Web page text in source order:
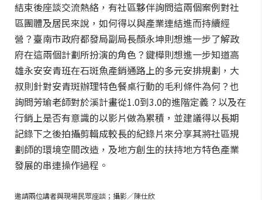
結束後座談交流熱絡，有社區夥伴詢問這兩個案例對社
區團體及居民來說，如何得以與產業連結進而持續經
營？臺南市政府都發局副局長顏永坤則想進一步了解政
府在這兩個計劃所扮演的角色？鍵樺則想進一步知道高
雄永安安青班在石斑魚產銷通路上的多元安排規劃，大
叔則針對安青斑辦理特色餐桌行動的毛利條件為何？也
詢問芳瑜老師對於溪計畫從1.0到3.0的進階定義？以及在
行銷上是否有意識的以影片做為累積，並建議得以長期
記錄下之後拍攝剪輯成較長的紀錄片來分享其將社區規
劃師的環境空間改造，及地方創生的扶持地方特色產業
發展的串連操作過程。
邀請兩位講者與現場民眾座談；攝影／陳仕欣